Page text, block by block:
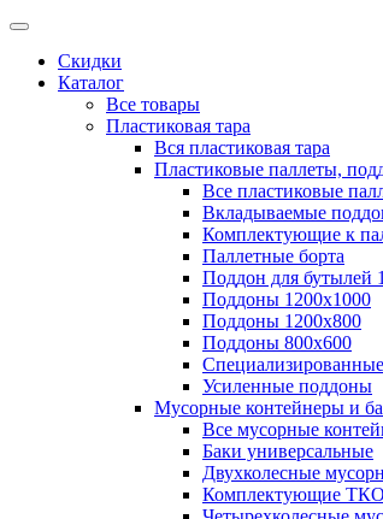
Скидки
Каталог
Все товары
Пластиковая тара
Вся пластиковая тара
Пластиковые паллеты,
Все пластиковые
Вкладываемые
Комплектующие к
Паллетные борта
Поддон для бутылей
Поддоны 1200х1000
Поддоны 1200х800
Поддоны 800х600
Усиленные поддоны
Мусорные контейнеры и
Все мусорные
Баки универсальные
Двухколесные
Комплектующие ТКО